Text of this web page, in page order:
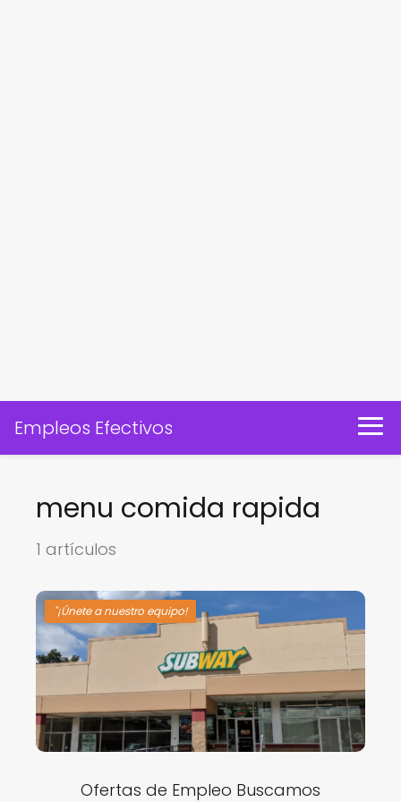
Empleos Efectivos
menu comida rapida
1 artículos
"¡Únete a nuestro equipo!
Ofertas de Empleo Buscamos